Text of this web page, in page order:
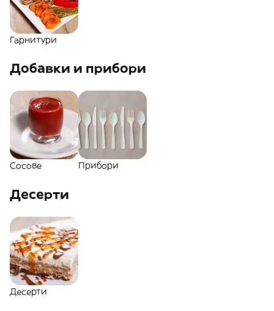
Гарнитури
Добавки и прибори
Сосове Прибори
Десерти
Десерти